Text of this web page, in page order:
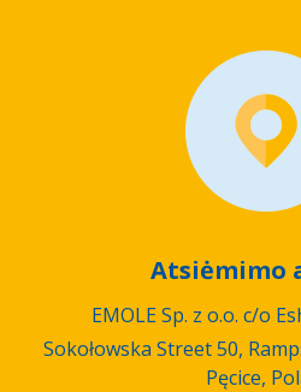
Atsiėmimo
EMOLE Sp. z o.o. c/o
Sokołowska Street 50,
Pęcice,